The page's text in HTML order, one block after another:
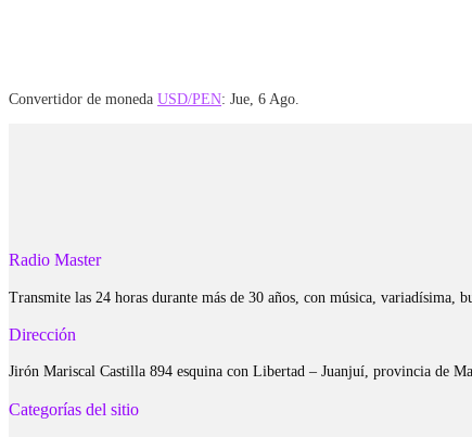
Convertidor de moneda USD/PEN: Jue, 6 Ago.
Radio Master
Transmite las 24 horas durante más de 30 años, con música, variadísima,
Dirección
Jirón Mariscal Castilla 894 esquina con Libertad – Juanjuí, provincia de
Categorías del sitio